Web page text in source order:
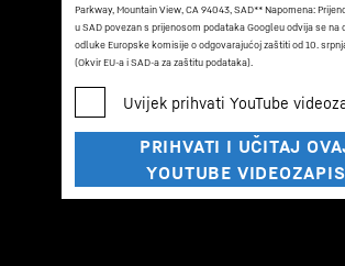
Parkway, Mountain View, CA 94043, SAD** Napomena:
u SAD povezan s prijenosom podataka Googleu odvija se na
odluke Europske komisije o odgovarajućoj zaštiti od 10.
(Okvir EU-a i SAD-a za zaštitu podataka).